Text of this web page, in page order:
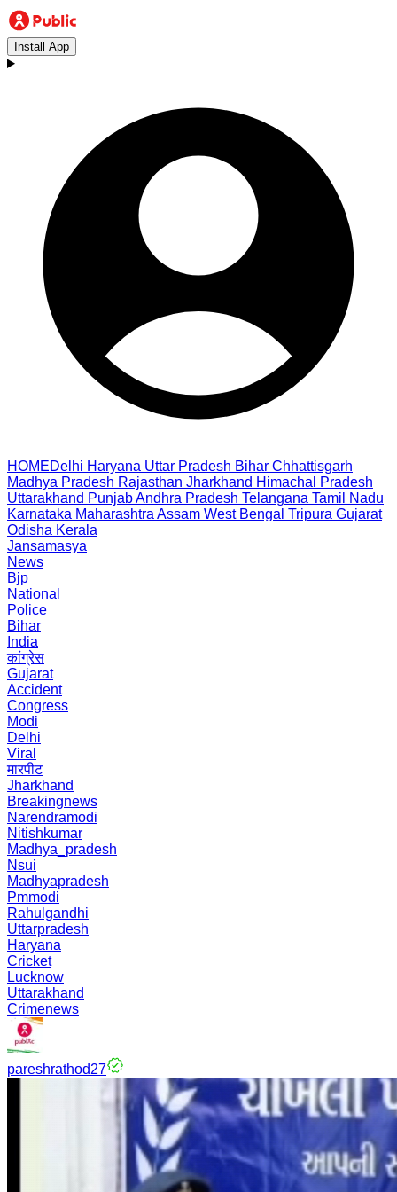
Install App
HOMEDelhi Haryana Uttar Pradesh Bihar Chhattisgarh
Madhya Pradesh Rajasthan Jharkhand Himachal Pradesh
Uttarakhand PunjabAndhra Pradesh Telangana Tamil Nadu
Karnataka Maharashtra Assam West Bengal Tripura Gujarat
Odisha Kerala
Jansamasya
News
Bjp
National
Police
Bihar
India
कांग्रेस
Gujarat
Accident
Congress
Modi
Delhi
Viral
मारपीट
Jharkhand
Breakingnews
Narendramodi
Nitishkumar
Madhya_pradesh
Nsui
Madhyapradesh
Pmmodi
Rahulgandhi
Uttarpradesh
Haryana
Cricket
Lucknow
Uttarakhand
Crimenews
pareshrathod27